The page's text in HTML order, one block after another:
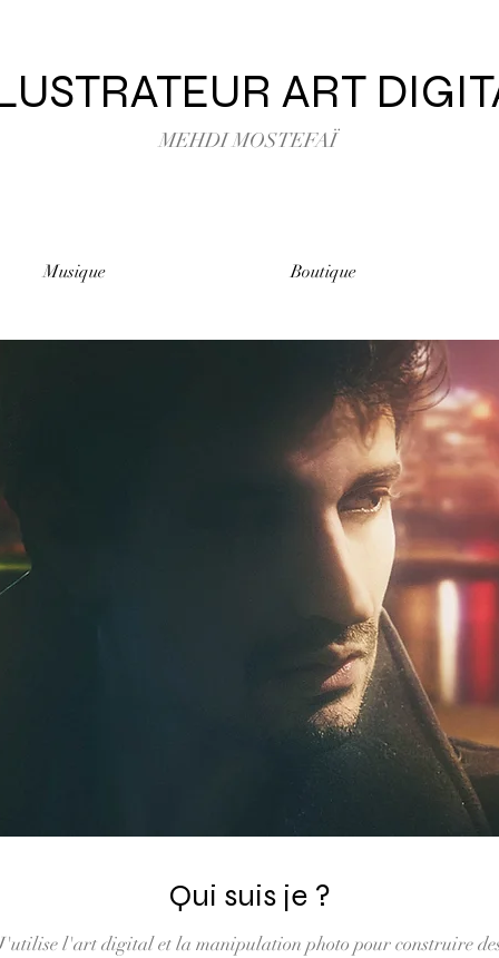
MEHDI MOSTEFAÏ
Musique Boutique
ART
Qui suis je ?
l'art digital et la manipulation photo pour construire